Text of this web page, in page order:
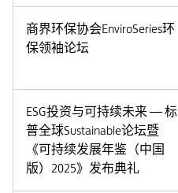
商界环保协会EnviroSeries环
保领袖论坛
ESG投资与可持续未来 — 标
普全球Sustainable论坛暨
《可持续发展年鉴（中国
版）2025》发布典礼